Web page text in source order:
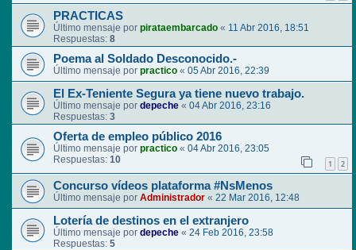
PRACTICAS
Último mensaje por pirataembarcado « 11 Abr 2016, 18:51
Respuestas: 8
Poema al Soldado Desconocido.-
Último mensaje por practico « 05 Abr 2016, 22:39
El Ex-Teniente Segura ya tiene nuevo trabajo.
Último mensaje por depeche « 04 Abr 2016, 23:16
Respuestas: 3
Oferta de empleo público 2016
Último mensaje por practico « 04 Abr 2016, 23:05
Respuestas: 10 1 2
Concurso vídeos plataforma #NsMenos
Último mensaje por Administrador « 22 Mar 2016, 12:48
Lotería de destinos en el extranjero
Último mensaje por depeche « 24 Feb 2016, 23:58
Respuestas: 5